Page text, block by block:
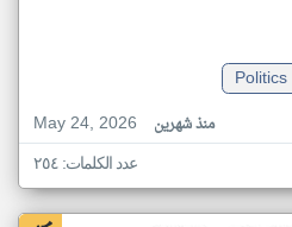
Politics
May 24, 2026
منذ شهرين
عدد الكلمات: ٢٥٤